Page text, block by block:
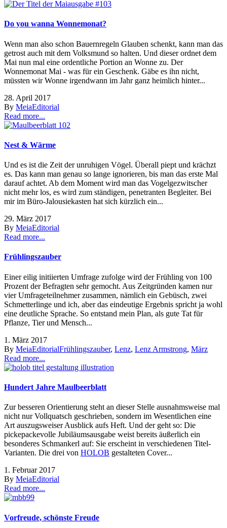
Do you wanna Wonnemonat?
Wenn man also schon Bauernregeln Glauben schenkt, kann man das
getrost auch mit dem Volksmund so halten. Und dieser ordnet dem
Mai nun mal eine ordentliche Portion an Wonne zu. Der
Wonnemonat Mai - was für ein Geschenk. Gäbe es ihn nicht,
müssten wir Wonne irgendwann im Jahr ganz heimlich hinter...
28. April 2017
By MeiaEditorial
Read more...
Nest & Wärme
Und es ist die Zeit der unruhigen Vögel. Überall piept und krächzt
es. Das kann man genau so lange ignorieren, bis man das erste Mal
darauf achtet. Ab dem Moment wird man das Vogelgezwitscher
nicht mehr los, es wird zum ständigen, penetranten Begleiter. Bei
mir im Büro-Jalousiekasten hat sich kürzlich ein...
29. März 2017
By MeiaEditorial
Read more...
Frühlingszauber
Einer eilig initiierten Umfrage zufolge wird der Frühling von 100
Prozent der Befragten sehr gemocht. Aus Zeitgründen kamen nur
vier Umfrageteilnehmer zusammen, nämlich ein Gebüsch, zwei
Schmetterlinge und ich, aber das eindeutige Ergebnis spricht ja wohl
eine deutliche Sprache. So entstand mein Plan, als gute Tat für
Pflanze, Tier und Mensch...
1. März 2017
By MeiaEditorialFrühlingszauber, Lenz, Lenz Armstrong, März
Read more...
Hundert Jahre Maulbeerblatt
Zur besseren Orientierung steht an dieser Stelle ausnahmsweise mal
nicht nur Vollquatsch geschrieben, sondern im Wesentlichen eine
Art auszugsweiser Ausblick aufs Heft. Und der geht so: Die
pickepackevolle Jubiläumsausgabe weist bereits äußerlich ein
besonderes Schmankerl auf: Sie erscheint in verschiedenen Titel-
Varianten. Die drei von HOLOB gestalteten Cover...
1. Februar 2017
By MeiaEditorial
Read more...
Vorfreude, schönste Freude